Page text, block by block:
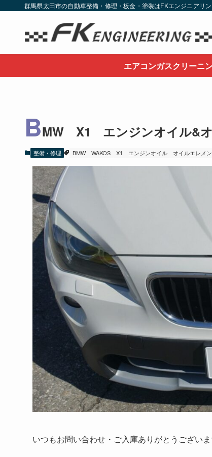
群馬県太田市の自動車整備・修理・板金・塗装はFKエンジニアリ
エアコンガスクリーニ
BMW X1 エンジンオイル&オ
整備・修理 BMW WAKOS X1 エンジンオイル オイルエレメ
いつもお問い合わせ・ご入庫ありがとうござい